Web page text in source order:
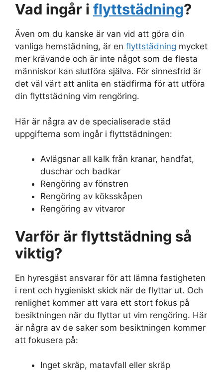
Vad ingår i flyttstädning?
Även om du kanske är van vid att göra din
vanliga hemstädning, är en flyttstädning mycket
mer krävande och är inte något som de flesta
människor kan slutföra själva. För sinnesfrid är
det väl värt att anlita en städfirma för att utföra
din flyttstädning vim rengöring.
Här är några av de specialiserade städ
uppgifterna som ingår i flyttstädningen:
Avlägsnar all kalk från kranar, handfat,
duschar och badkar
Rengöring av fönstren
Rengöring av köksskåpen
Rengöring av vitvaror
Varför är flyttstädning så
viktig?
En hyresgäst ansvarar för att lämna fastigheten
i rent och hygieniskt skick när de flyttar ut. Och
renlighet kommer att vara ett stort fokus på
besiktningen när du flyttar ut vim rengöring. Här
är några av de saker som besiktningen kommer
att fokusera på:
Inget skräp, matavfall eller skräp